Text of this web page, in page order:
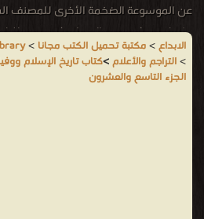
عن الموسوعة الضخمة الأخرى للمصنف
وكما يستشف من العنوان فهو رصد
حسب التقويم الهجري). هذه الفترة تشكل
الابداع>مكتبة تحميل الكتب مجانا >
>التراجم والأعلام>كتاب تاريخ الإسلام
الجزء التاسع والعشرون